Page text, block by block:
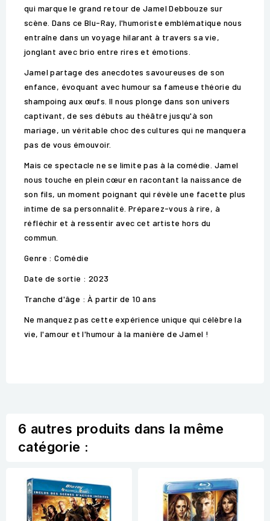
qui marque le grand retour de Jamel Debbouze sur
scène. Dans ce Blu-Ray, l'humoriste emblématique nous
entraîne dans un voyage hilarant à travers sa vie,
jonglant avec brio entre rires et émotions.
Jamel partage des anecdotes savoureuses de son
enfance, évoquant avec humour sa fameuse théorie du
shampoing aux œufs. Il nous plonge dans son univers
captivant, de ses débuts au théâtre jusqu'à son
mariage, un véritable choc des cultures qui ne manquera
pas de vous émouvoir.
Mais ce spectacle ne se limite pas à la comédie. Jamel
nous touche en plein cœur en racontant la naissance de
son fils, un moment poignant qui révèle une facette plus
intime de sa personnalité. Préparez-vous à rire, à
réfléchir et à ressentir avec cet artiste hors du
commun.
Genre : Comédie
Date de sortie : 2023
Tranche d'âge : À partir de 10 ans
Ne manquez pas cette expérience unique qui célèbre la
vie, l'amour et l'humour à la manière de Jamel !
6 autres produits dans la même
catégorie :